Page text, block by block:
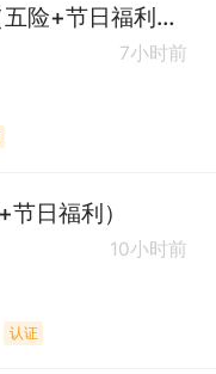
【顺安附近】口腔市场销售（五险+节日福利+餐补+8小时）
7小时前
日福利）
10小时前
认证